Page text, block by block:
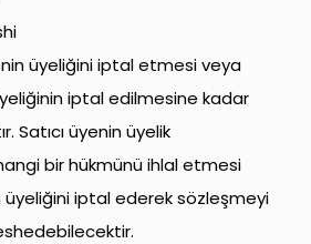
üyeliğini iptal etmesi veya
iptal edilmesine kadar
Satıcı üyenin üyelik
bir hükmünü ihlal etmesi
iptal ederek sözleşmeyi